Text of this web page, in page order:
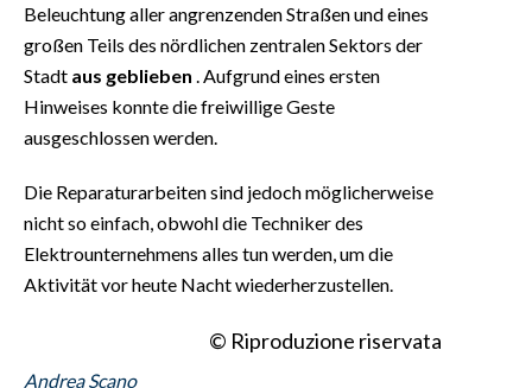
Beleuchtung aller angrenzenden Straßen und eines
großen Teils des nördlichen zentralen Sektors der
Stadt aus geblieben . Aufgrund eines ersten
Hinweises konnte die freiwillige Geste
ausgeschlossen werden.
Die Reparaturarbeiten sind jedoch möglicherweise
nicht so einfach, obwohl die Techniker des
Elektrounternehmens alles tun werden, um die
Aktivität vor heute Nacht wiederherzustellen.
© Riproduzione riservata
Andrea Scano